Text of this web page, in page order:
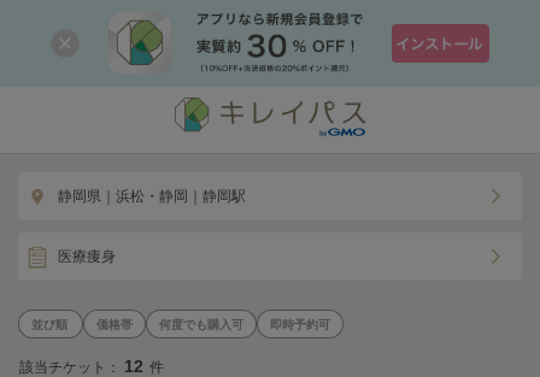
静岡県｜浜松・静岡｜静岡駅
医療痩身
価格帯 何度でも購入可 即時予約可
該当チケット： 12 件